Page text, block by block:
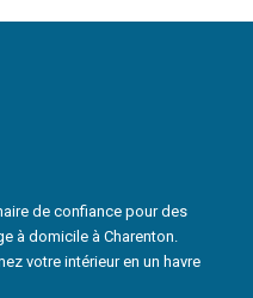
de confiance pour des
à domicile à Charenton.
votre intérieur en un havre